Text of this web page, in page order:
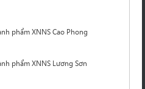
phẩm XNNS Cao Phong
phẩm XNNS Lương Sơn